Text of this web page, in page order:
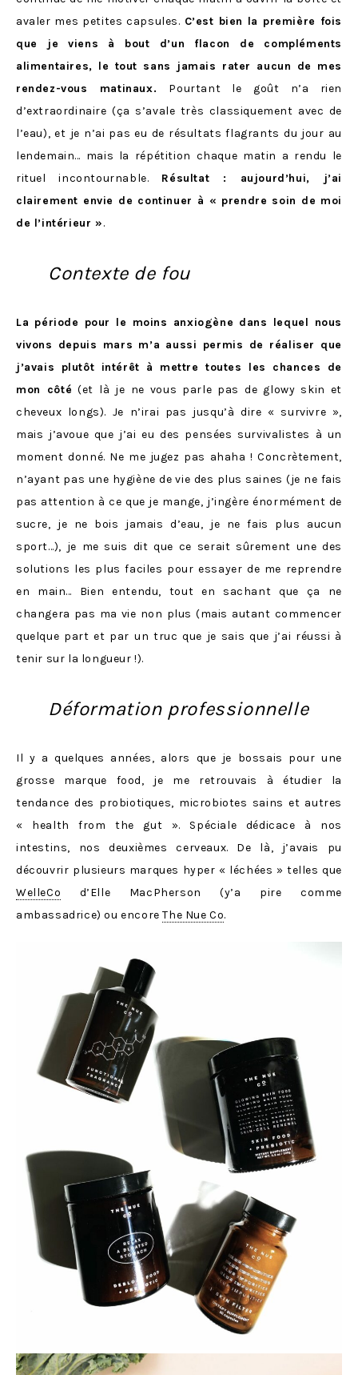
avaler mes petites capsules. C’est bien la première fois
que je viens à bout d’un flacon de compléments
alimentaires, le tout sans jamais rater aucun de mes
rendez-vous matinaux. Pourtant le goût n’a rien
d’extraordinaire (ça s’avale très classiquement avec de
l’eau), et je n’ai pas eu de résultats flagrants du jour au
lendemain… mais la répétition chaque matin a rendu le
rituel incontournable. Résultat : aujourd’hui, j’ai
clairement envie de continuer à « prendre soin de moi
de l’intérieur ».
Contexte de fou
La période pour le moins anxiogène dans lequel nous
vivons depuis mars m’a aussi permis de réaliser que
j’avais plutôt intérêt à mettre toutes les chances de
mon côté (et là je ne vous parle pas de glowy skin et
cheveux longs). Je n’irai pas jusqu’à dire « survivre »,
mais j’avoue que j’ai eu des pensées survivalistes à un
moment donné. Ne me jugez pas ahaha ! Concrètement,
n’ayant pas une hygiène de vie des plus saines (je ne fais
pas attention à ce que je mange, j’ingère énormément de
sucre, je ne bois jamais d’eau, je ne fais plus aucun
sport…), je me suis dit que ce serait sûrement une des
solutions les plus faciles pour essayer de me reprendre
en main… Bien entendu, tout en sachant que ça ne
changera pas ma vie non plus (mais autant commencer
quelque part et par un truc que je sais que j’ai réussi à
tenir sur la longueur !).
Déformation professionnelle
Il y a quelques années, alors que je bossais pour une
grosse marque food, je me retrouvais à étudier la
tendance des probiotiques, microbiotes sains et autres
« health from the gut ». Spéciale dédicace à nos
intestins, nos deuxièmes cerveaux. De là, j’avais pu
découvrir plusieurs marques hyper « léchées » telles que
WelleCo d’Elle MacPherson (y’a pire comme
ambassadrice) ou encoreThe Nue Co.